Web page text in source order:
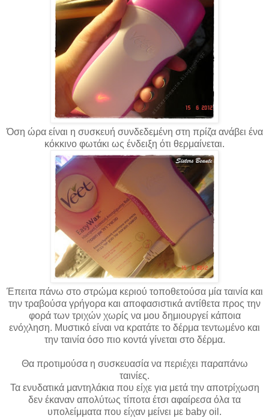
Όση ώρα είναι η συσκευή συνδεδεμένη στη πρίζα ανάβει ένα
κόκκινο φωτάκι ως ένδειξη ότι θερμαίνεται.
Έπειτα πάνω στο στρώμα κεριού τοποθετούσα μία ταινία και
την τραβούσα γρήγορα και αποφασιστικά αντίθετα προς την
φορά των τριχών χωρίς να μου δημιουργεί κάποια
ενόχληση. Μυστικό είναι να κρατάτε το δέρμα τεντωμένο και
την ταινία όσο πιο κοντά γίνεται στο δέρμα.
Θα προτιμούσα η συσκευασία να περιέχει παραπάνω
ταινίες.
Τα ενυδατικά μαντηλάκια που είχε για μετά την αποτρίχωση
δεν έκαναν απολύτως τίποτα έτσι αφαίρεσα όλα τα
υπολείμματα που είχαν μείνει με baby oil.